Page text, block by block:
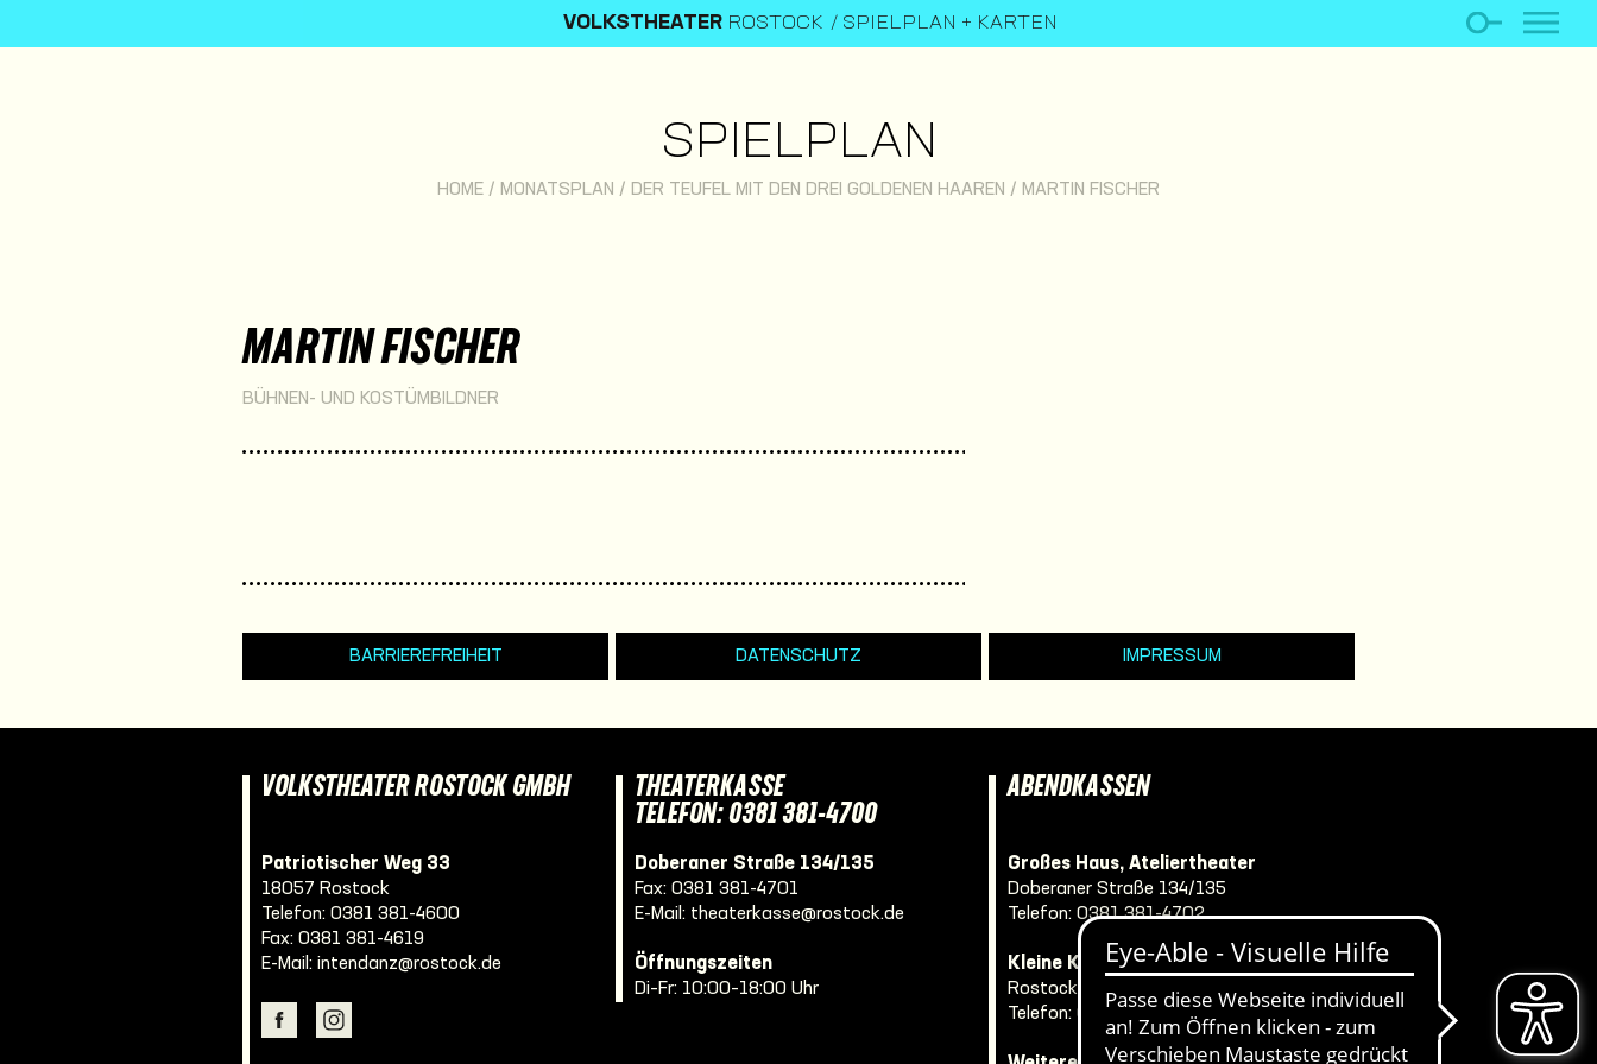
VOLKSTHEATER ROSTOCK SPIELPLAN + KARTEN
SPIELPLAN
HOME / MONATSPLAN / DER TEUFEL MIT DEN DREI GOLDENEN HAAREN / MARTIN FISCHER
MARTIN FISCHER
BÜHNEN- UND KOSTÜMBILDNER
BARRIEREFREIHEIT DATENSCHUTZ IMPRESSUM
VOLKSTHEATER ROSTOCK GMBH
Patriotischer Weg 33
18057 Rostock
Telefon: 0381 381-4600
Fax: 0381 381-4619
E-Mail: intendanz@rostock.de
THEATERKASSE
TELEFON: 0381 381-4700
Doberaner Straße 134/135
Fax: 0381 381-4701
E-Mail: theaterkasse@rostock.de
Öffnungszeiten
Di–Fr: 10:00–18:00 Uhr
ABENDKASSEN
Großes Haus, Ateliertheater
Doberaner Straße 134/135
Telefon: 0381 381-4702
Kleine Komödie Warnemünde
Rostocker Str. 8
Telefon: 0381 381-4707